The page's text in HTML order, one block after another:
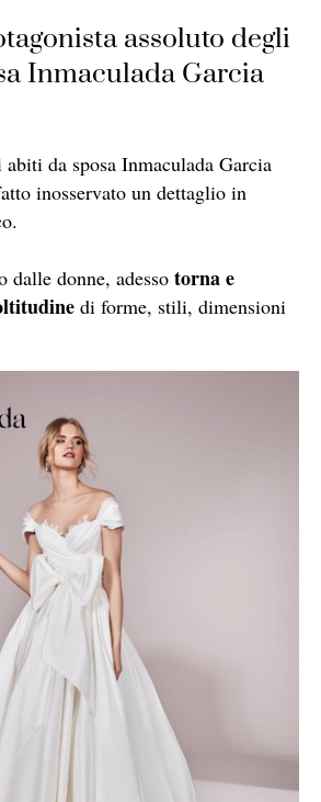
assoluto degli
Inmaculada Garcia
da sposa Inmaculada Garcia
inosservato un dettaglio in
dalle donne, adesso torna e
di forme, stili, dimensioni